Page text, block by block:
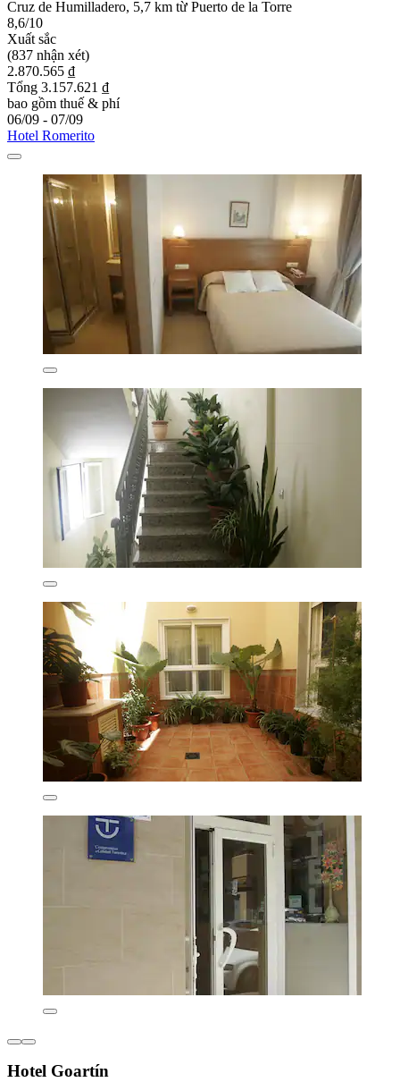
Cruz de Humilladero, 5,7 km từ Puerto de la Torre
8,6/10
Xuất sắc
(837 nhận xét)
2.870.565 ₫
Tổng 3.157.621 ₫
bao gồm thuế & phí
06/09 - 07/09
Hotel Romerito
Hotel Goartín